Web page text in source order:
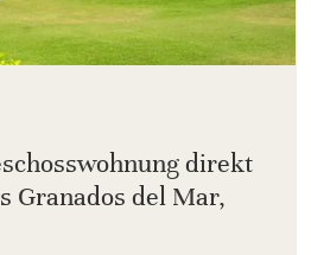
direkt
Granados del Mar,